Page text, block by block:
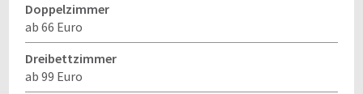
Doppelzimmer
ab 66 Euro
Dreibettzimmer
ab 99 Euro